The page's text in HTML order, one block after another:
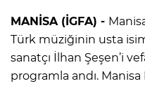
MANİSA (İGFA) -
Türk müziğinin usta
sanatçı İlhan Şeşen’i
programla andı.